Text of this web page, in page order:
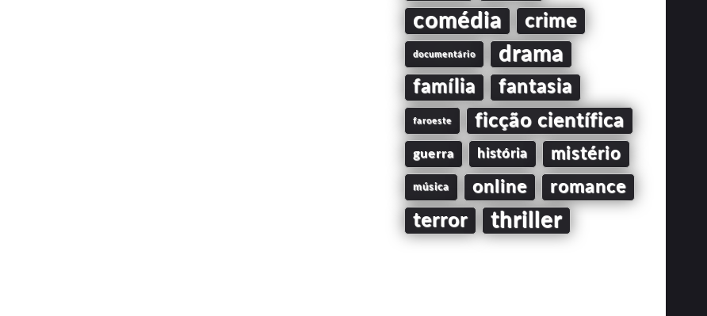
comédia crime
documentário drama
família fantasia
faroeste ficção científica
guerra história mistério
música online romance
terror thriller